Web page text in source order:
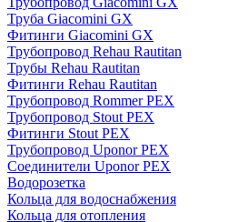
Труба Giacomini GX
Фитинги Giacomini GX
Трубопровод Rehau Rautitan
Трубы Rehau Rautitan
Фитинги Rehau Rautitan
Трубопровод Rommer PEX
Трубопровод Stout PEX
Фитинги Stout PEX
Трубопровод Uponor PEX
Соединители Uponor PEX
Водорозетка
Кольца для водоснабжения
Кольца для отопления